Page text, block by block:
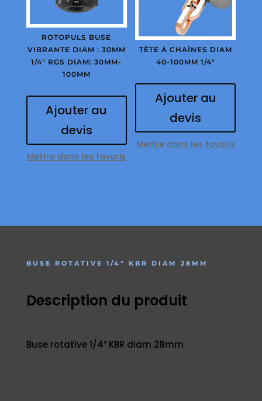
ROTOPULS BUSE
VIBRANTE DIAM : 30MM
1/4″ RGS DIAM: 30MM-
100MM
Ajouter au
devis
Mettre dans les favoris
TÊTE À CHAÎNES DIAM
40-100MM 1/4″
Ajouter au
devis
Mettre dans les favoris
BUSE ROTATIVE 1/4″ KBR DIAM 28MM
Description du produit
Buse rotative 1/4″ KBR diam 28mm